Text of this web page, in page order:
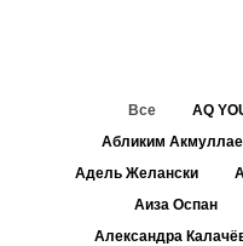
Все AQ
Абликим
Адель Желански
Аиза Оспан
Александра